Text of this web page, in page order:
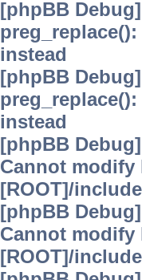
[phpBB
instead
[phpBB
instead
[phpBB
Cannot modify
[ROOT]/
[phpBB
Cannot modify
[ROOT]/